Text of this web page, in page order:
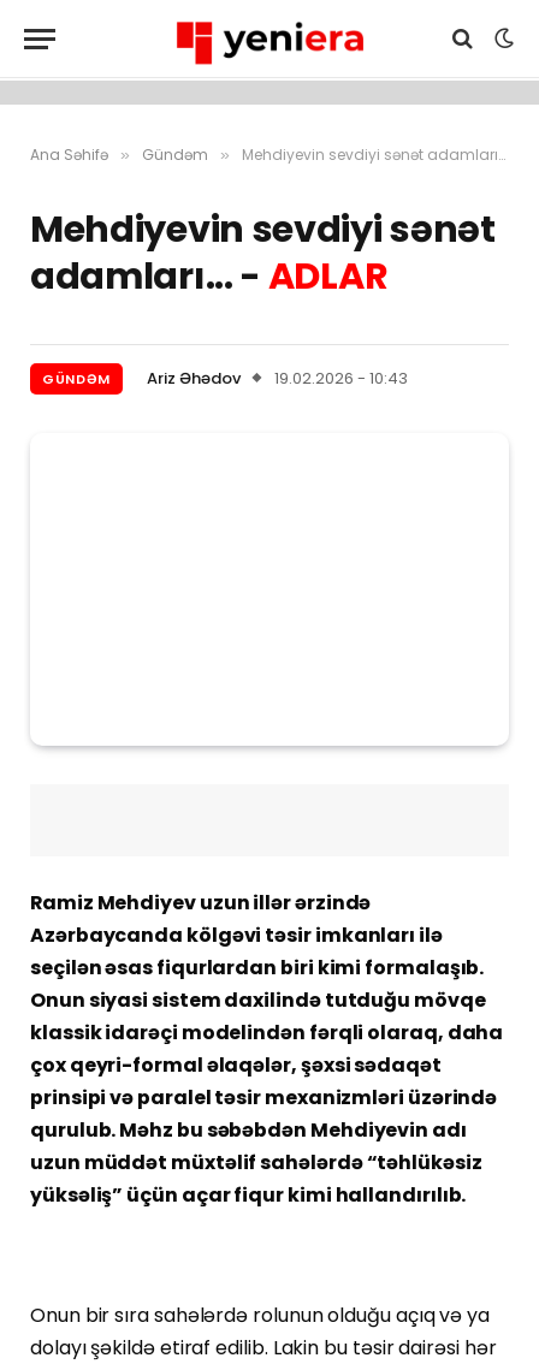
Ana Səhifə » Gündəm » Mehdiyevin sevdiyi sənət adamları… – ADLAR
Mehdiyevin sevdiyi sənət
adamları... - ADLAR
GÜNDƏM Ariz Əhədov 19.02.2026 - 10:43
Ramiz Mehdiyev uzun illər ərzində
Azərbaycanda kölgəvi təsir imkanları ilə
seçilən əsas fiqurlardan biri kimi formalaşıb.
Onun siyasi sistem daxilində tutduğu mövqe
klassik idarəçi modelindən fərqli olaraq, daha
çox qeyri-formal əlaqələr, şəxsi sədaqət
prinsipi və paralel təsir mexanizmləri üzərində
qurulub. Məhz bu səbəbdən Mehdiyevin adı
uzun müddət müxtəlif sahələrdə “təhlükəsiz
yüksəliş” üçün açar fiqur kimi hallandırılıb.
Onun bir sıra sahələrdə rolunun olduğu açıq və ya
dolayı şəkildə etiraf edilib. Lakin bu təsir dairəsi hər